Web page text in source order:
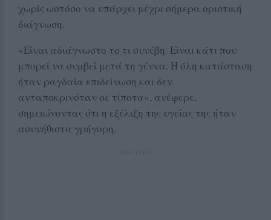
χωρίς ωστόσο να υπάρχει μέχρι σήμερα οριστική
διάγνωση.
«Είναι αδιάγνωστο το τι συνέβη. Είναι κάτι που
μπορεί να συμβεί μετά τη γέννα. Η όλη κατάσταση
ήταν ραγδαία επιδείνωση και δεν
ανταποκρινόταν σε τίποτα», ανέφερε,
σημειώνοντας ότι η εξέλιξη της υγείας της ήταν
ασυνήθιστα γρήγορη.